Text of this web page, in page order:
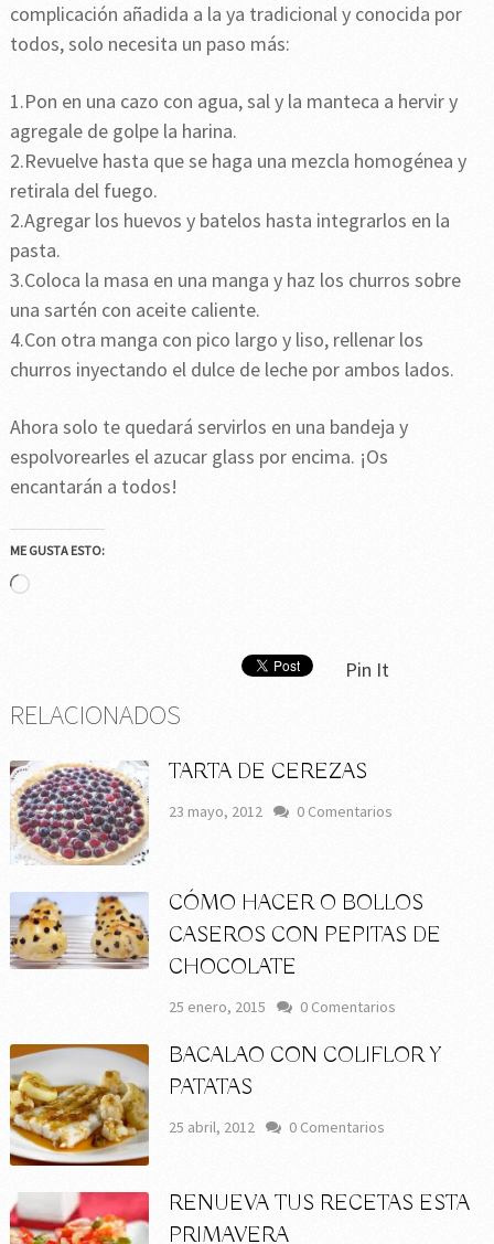
complicación añadida a la ya tradicional y conocida por
todos, solo necesita un paso más:
1.Pon en una cazo con agua, sal y la manteca a hervir y
agregale de golpe la harina.
2.Revuelve hasta que se haga una mezcla homogénea y
retirala del fuego.
2.Agregar los huevos y batelos hasta integrarlos en la
pasta.
3.Coloca la masa en una manga y haz los churros sobre
una sartén con aceite caliente.
4.Con otra manga con pico largo y liso, rellenar los
churros inyectando el dulce de leche por ambos lados.
Ahora solo te quedará servirlos en una bandeja y
espolvorearles el azucar glass por encima. ¡Os
encantarán a todos!
ME GUSTA ESTO:
Cargando...
Pin It
RELACIONADOS
TARTA DE CEREZAS
23 mayo, 2012 0 Comentarios
CÓMO HACER O BOLLOS
CASEROS CON PEPITAS DE
CHOCOLATE
25 enero, 2015 0 Comentarios
BACALAO CON COLIFLOR Y
PATATAS
25 abril, 2012 0 Comentarios
RENUEVA TUS RECETAS ESTA
PRIMAVERA